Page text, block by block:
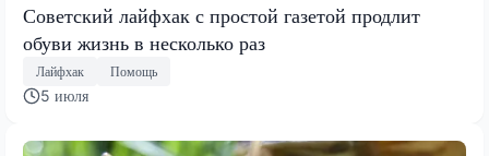
Советский лайфхак с простой газетой продлит
обуви жизнь в несколько раз
Лайфхак Помощь
5 июля